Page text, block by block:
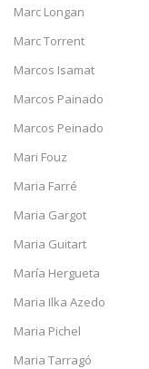
Marc Longan
Marc Torrent
Marcos Isamat
Marcos Painado
Marcos Peinado
Mari Fouz
Maria Farré
Maria Gargot
Maria Guitart
María Hergueta
Maria Ilka Azedo
Maria Pichel
Maria Tarragó